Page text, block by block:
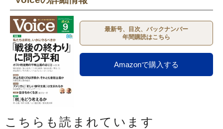
最新号、目次、バックナンバー
年間購読はこちら
Amazonで購入する
こちらも読まれています